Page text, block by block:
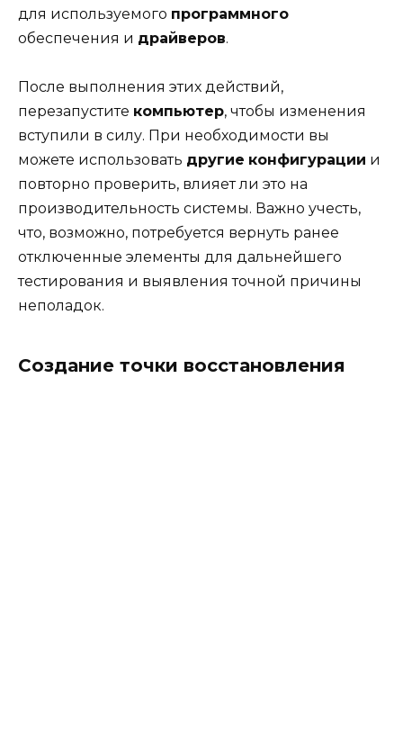
для используемого программного
обеспечения и драйверов.
После выполнения этих действий,
перезапустите компьютер, чтобы изменения
вступили в силу. При необходимости вы
можете использовать другие конфигурации и
повторно проверить, влияет ли это на
производительность системы. Важно учесть,
что, возможно, потребуется вернуть ранее
отключенные элементы для дальнейшего
тестирования и выявления точной причины
неполадок.
Создание точки восстановления